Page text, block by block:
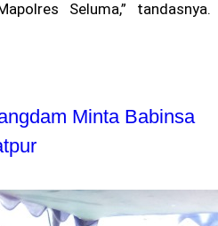
Seluma,” tandasnya.
Minta Babinsa